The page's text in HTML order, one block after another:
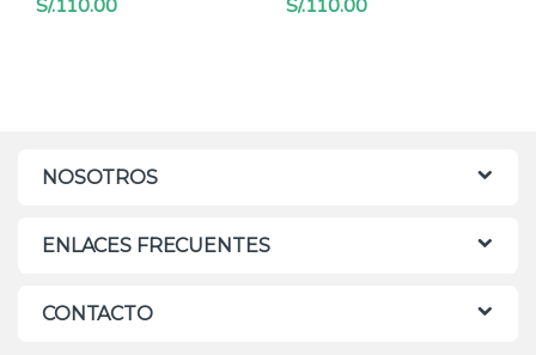
S/.110.00 S/.110.00
NOSOTROS
ENLACES FRECUENTES
CONTACTO